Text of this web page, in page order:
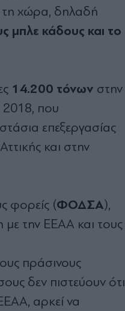
χώρα, δηλαδή
µπλε κάδους και το
14.200 τόνων στην
2018, που
επεξεργασίας
και στην
φορείς (ΦΟ∆ΣΑ),
µε την ΕΕΑΑ και τους
πράσινους
δεν πιστεύουν ότι
αρκεί να